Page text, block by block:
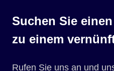
Suchen Sie
zu einem
Rufen Sie uns an und